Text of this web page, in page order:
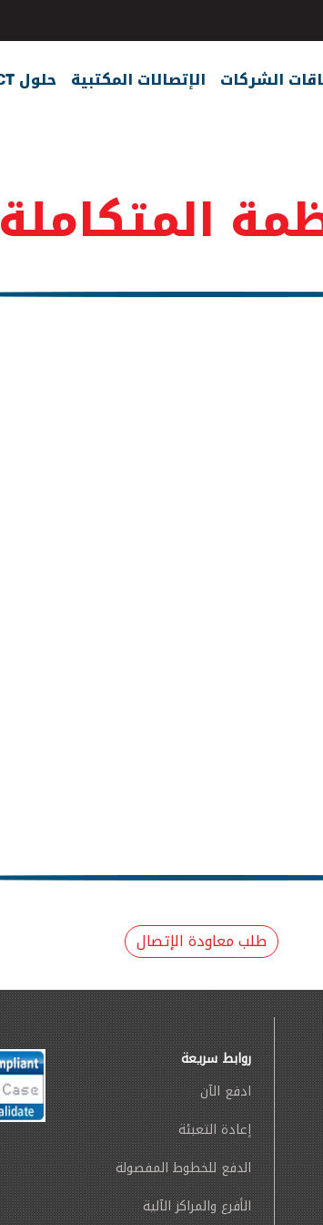
الشركات الإتصالات المكتبية حلول ICT
المتكاملة
طلب معاودة الإتصال
روابط سريعة
ادفع الآن
إعادة التعبئة
الدفع للخطوط المفصولة
الأفرع والمراكز الآلية